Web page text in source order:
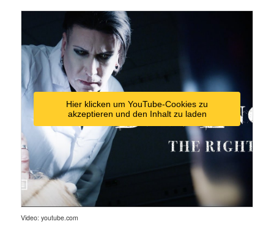
Hier klicken um YouTube-Cookies zu
akzeptieren und den Inhalt zu laden
Video: youtube.com